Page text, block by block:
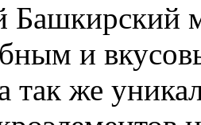
Башкирский
и
так же